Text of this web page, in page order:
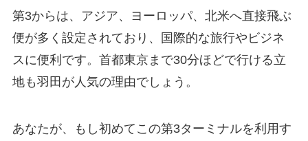
第3からは、アジア、ヨーロッパ、北米へ直接飛ぶ
便が多く設定されており、国際的な旅行やビジネ
スに便利です。首都東京まで30分ほどで行ける立
地も羽田が人気の理由でしょう。
あなたが、もし初めてこの第3ターミナルを利用す